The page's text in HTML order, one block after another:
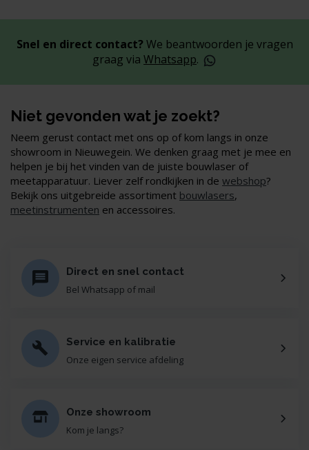
Snel en direct contact? We beantwoorden je vragen
graag via Whatsapp.
Niet gevonden wat je zoekt?
Neem gerust contact met ons op of kom langs in onze
showroom in Nieuwegein. We denken graag met je mee en
helpen je bij het vinden van de juiste bouwlaser of
meetapparatuur. Liever zelf rondkijken in de webshop?
Bekijk ons uitgebreide assortiment bouwlasers,
meetinstrumenten en accessoires.
Direct en snel contact
Bel Whatsapp of mail
Service en kalibratie
Onze eigen service afdeling
Onze showroom
Kom je langs?